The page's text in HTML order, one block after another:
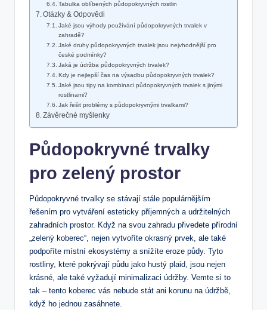
Tabulka oblíbených půdopokryvných rostlin
Otázky & Odpovědi
Jaké jsou výhody používání půdopokryvných trvalek v
zahradě?
Jaké druhy půdopokryvných trvalek jsou nejvhodnější pro
české podmínky?
Jaká je údržba půdopokryvných trvalek?
Kdy je nejlepší čas na výsadbu půdopokryvných trvalek?
Jaké jsou tipy na kombinaci půdopokryvných trvalek s jinými
rostlinami?
Jak řešit problémy s půdopokryvnými trvalkami?
Závěrečné myšlenky
Půdopokryvné trvalky
pro zelený prostor
Půdopokryvné trvalky se stávají stále populárnějším
řešením pro vytváření esteticky příjemných a udržitelných
zahradních prostor. Když na svou zahradu přivedete přírodní
„zelený koberec“, nejen vytvoříte okrasný prvek, ale také
podpoříte místní ekosystémy a snížíte eroze půdy. Tyto
rostliny, které pokrývají půdu jako hustý plaid, jsou nejen
krásné, ale také vyžadují minimalizaci údržby. Vemte si to
tak – tento koberec vás nebude stát ani korunu na údržbě,
když ho jednou zasáhnete.